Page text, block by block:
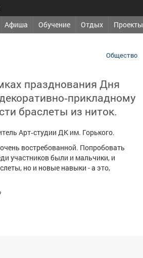
Афиша Обучение Отдых Проекты
Общество
празднования Дня
браслеты из ниток.
Арт‑студии ДК им. Горького.
востребованной. Попробовать
участников были и мальчики, и
но и новые навыки - а это,